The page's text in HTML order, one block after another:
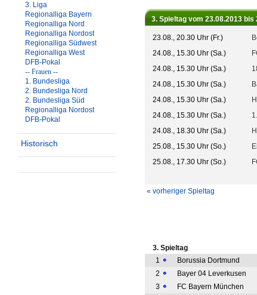
3. Liga
Regionalliga Bayern
Regionalliga Nord
Regionalliga Nordost
Regionalliga Südwest
Regionalliga West
DFB-Pokal
-- Frauen --
1. Bundesliga
2. Bundesliga Nord
2. Bundesliga Süd
Regionalliga Nordost
DFB-Pokal
Historisch
3. Spieltag vom 23.08.2013 bis
23.08., 20.30 Uhr (Fr.)
24.08., 15.30 Uhr (Sa.)
24.08., 15.30 Uhr (Sa.)
24.08., 15.30 Uhr (Sa.)
24.08., 15.30 Uhr (Sa.)
24.08., 15.30 Uhr (Sa.)
24.08., 18.30 Uhr (Sa.)
25.08., 15.30 Uhr (So.)
25.08., 17.30 Uhr (So.)
« vorheriger Spieltag
3. Spieltag
1
Borussia Dortmund
2
Bayer 04 Leverkusen
3
FC Bayern München